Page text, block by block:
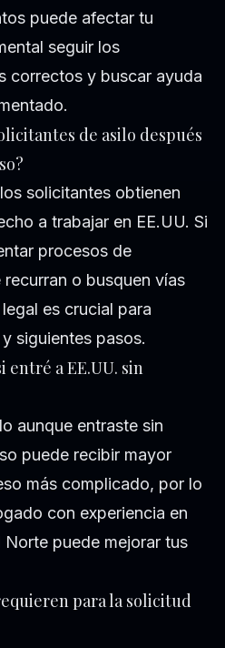
puede afectar tu
seguir los
correctos y buscar ayuda
de asilo después
solicitantes obtienen
a trabajar en EE.UU. Si
procesos de
o busquen vías
es crucial para
siguientes pasos.
entré a EE.UU. sin
aunque entraste sin
puede recibir mayor
más complicado, por lo
con experiencia en
puede mejorar tus
para la solicitud